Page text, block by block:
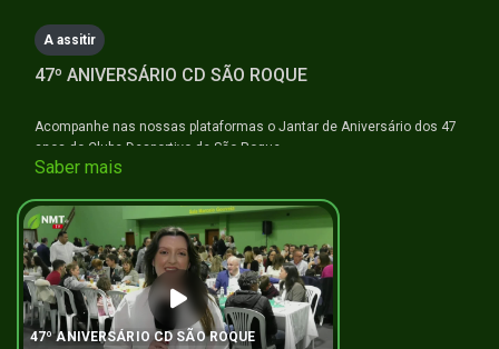
seconds
A assitir
47º ANIVERSÁRIO CD SÃO ROQUE
Acompanhe nas nossas plataformas o Jantar de Aniversário dos 47
anos do Clube Desportivo de São Roque.
#ténisdemesa #naminhaterratv
Saber mais
47º ANIVERSÁRIO CD SÃO ROQUE